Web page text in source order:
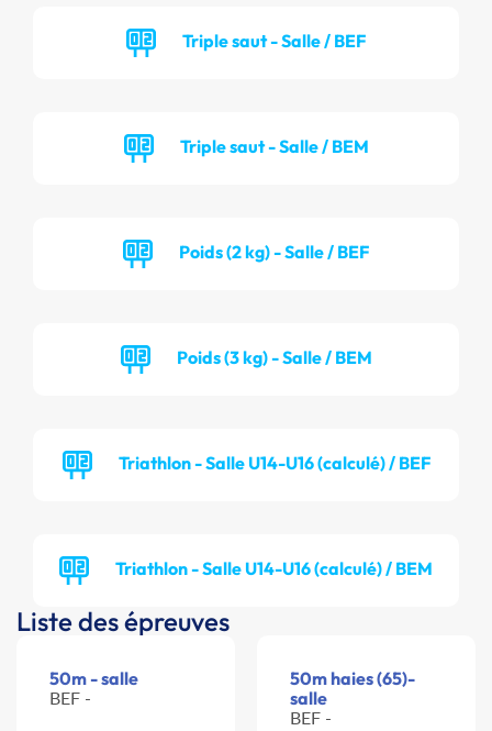
Triple saut - Salle / BEF
Triple saut - Salle / BEM
Poids (2 kg) - Salle / BEF
Poids (3 kg) - Salle / BEM
Triathlon - Salle U14-U16 (calculé) / BEF
Triathlon - Salle U14-U16 (calculé) / BEM
Liste des épreuves
50m - salle
BEF -
50m haies (65)-
salle
BEF -